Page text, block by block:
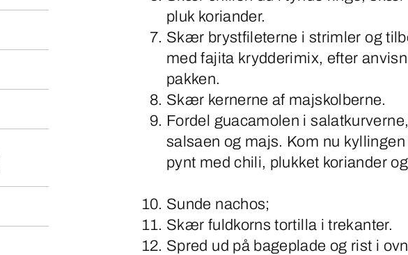
pluk koriander.
Skær brystfileterne i strimler og
med fajita krydderimix, efter
pakken.
Skær kernerne af majskolberne.
Fordel guacamolen i
salsaen og majs. Kom nu
pynt med chili, plukket koriander
Sunde nachos;
Skær fuldkorns tortilla i trekanter.
Spred ud på bageplade og rist i